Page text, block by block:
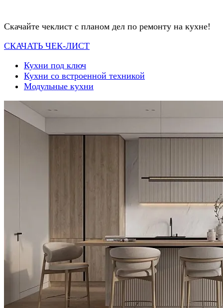
Скачайте чеклист с планом дел по ремонту на кухне!
СКАЧАТЬ ЧЕК-ЛИСТ
Кухни под ключ
Кухни со встроенной техникой
Модульные кухни